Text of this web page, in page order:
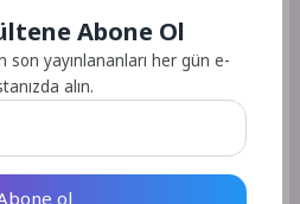
kullanılması için adım, e-posta
kaydedilsin.
Abone Ol
son yayınlananları her gün e-
alın.
ol